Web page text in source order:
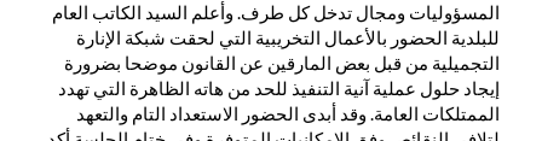
المسؤوليات ومجال تدخل كل طرف. وأعلم السيد الكاتب العام
للبلدية الحضور بالأعمال التخريبية التي لحقت شبكة الإنارة
التجميلية من قبل بعض المارقين عن القانون موضحا بضرورة
إيجاد حلول عملية آنية التنفيذ للحد من هاته الظاهرة التي تهدد
الممتلكات العامة. وقد أبدى الحضور الاستعداد التام والتعهد